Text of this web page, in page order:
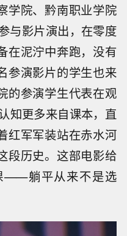
学院、黔南职业学院
与影片演出，在零度
在泥泞中奔跑，没有
参演影片的学生也来
的参演学生代表在观
知更多来自课本，直
红军军装站在赤水河
段历史。这部电影给
——躺平从来不是选